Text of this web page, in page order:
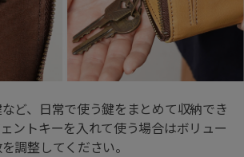
ど、日常で使う鍵をまとめて収納でき
ントキーを入れて使う場合はボリュー
調整してください。